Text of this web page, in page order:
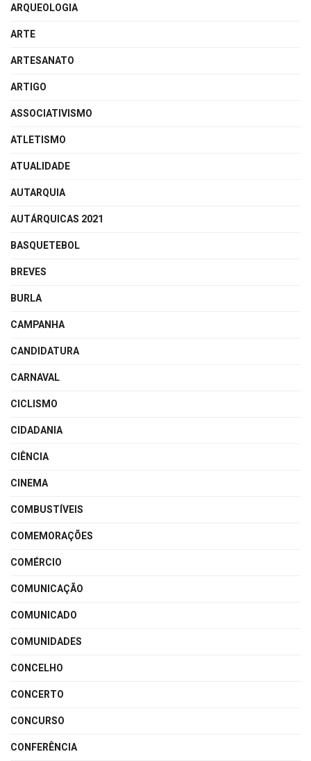
ARQUEOLOGIA
ARTE
ARTESANATO
ARTIGO
ASSOCIATIVISMO
ATLETISMO
ATUALIDADE
AUTARQUIA
AUTÁRQUICAS 2021
BASQUETEBOL
BREVES
BURLA
CAMPANHA
CANDIDATURA
CARNAVAL
CICLISMO
CIDADANIA
CIÊNCIA
CINEMA
COMBUSTÍVEIS
COMEMORAÇÕES
COMÉRCIO
COMUNICAÇÃO
COMUNICADO
COMUNIDADES
CONCELHO
CONCERTO
CONCURSO
CONFERÊNCIA